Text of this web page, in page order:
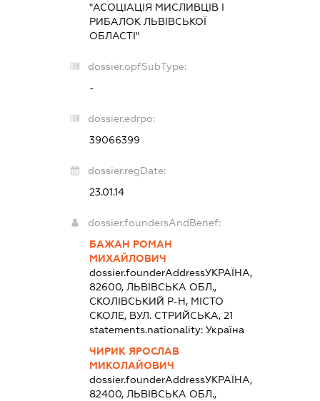
"АСОЦІАЦІЯ МИСЛИВЦІВ І
РИБАЛОК ЛЬВІВСЬКОЇ
ОБЛАСТІ"
dossier.opfSubType:
-
dossier.edrpo:
39066399
dossier.regDate:
23.01.14
dossier.foundersAndBenef:
БАЖАН РОМАН
МИХАЙЛОВИЧ
dossier.founderAddressУКРАЇНА,
82600, ЛЬВІВСЬКА ОБЛ.,
СКОЛІВСЬКИЙ Р-Н, МІСТО
СКОЛЕ, ВУЛ. СТРИЙСЬКА, 21
statements.nationality:Україна
ЧИРИК ЯРОСЛАВ
МИКОЛАЙОВИЧ
dossier.founderAddressУКРАЇНА,
82400, ЛЬВІВСЬКА ОБЛ.,